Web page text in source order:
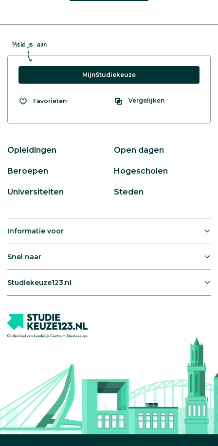
Meld je aan
MijnStudiekeuze
Favorieten Vergelijken
Opleidingen Open dagen
Beroepen Hogescholen
Universiteiten Steden
Informatie voor
Snel naar
Studiekeuze123.nl